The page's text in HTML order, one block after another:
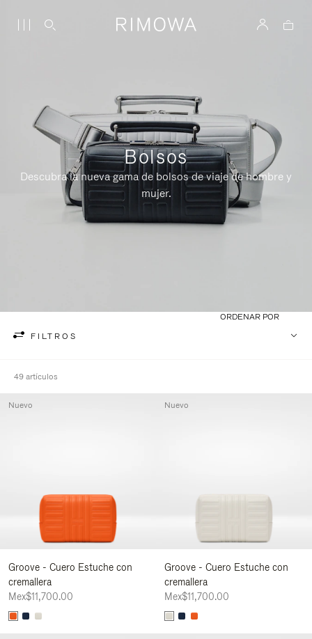
Bolsos
Descubra la nueva gama de bolsos de viaje de hombre y
mujer.
FILTROS
ORDENAR POR
49 artículos
Groove - Cuero Estuche con
cremallera
Mex$11,700.00
Nuevo
Groove - Cuero Estuche con
cremallera
Mex$11,700.00
Nuevo